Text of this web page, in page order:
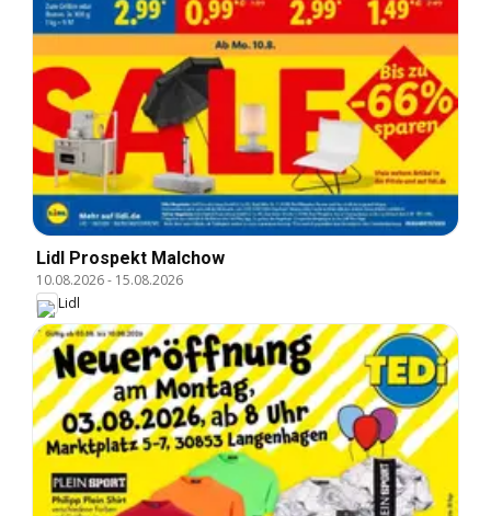
Lidl Prospekt Malchow
10.08.2026- 15.08.2026
Lidl